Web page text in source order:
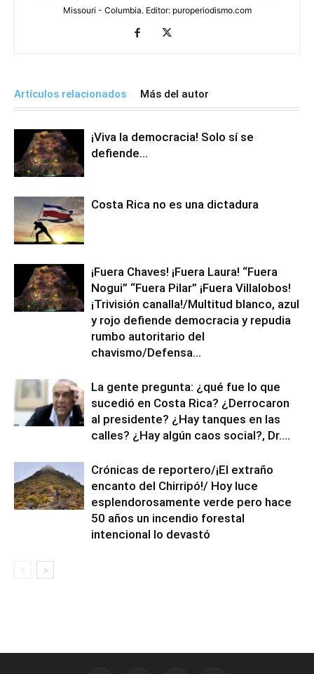
Missouri - Columbia. Editor: puroperiodismo.com
Artículos relacionados Más del autor
¡Viva la democracia! Solo sí se
defiende…
Costa Rica no es una dictadura
¡Fuera Chaves! ¡Fuera Laura! “Fuera
Nogui” “Fuera Pilar” ¡Fuera Villalobos!
¡Trivisión canalla!/Multitud blanco, azul
y rojo defiende democracia y repudia
rumbo autoritario del
chavismo/Defensa...
La gente pregunta: ¿qué fue lo que
sucedió en Costa Rica? ¿Derrocaron
al presidente? ¿Hay tanques en las
calles? ¿Hay algún caos social?, Dr....
Crónicas de reportero/¡El extraño
encanto del Chirripó!/ Hoy luce
esplendorosamente verde pero hace
50 años un incendio forestal
intencional lo devastó